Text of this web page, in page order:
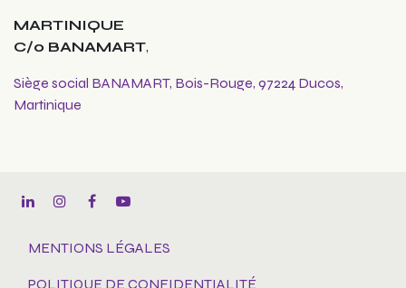
MARTINIQUE
C/o BANAMART,
Siège social BANAMART, Bois-Rouge, 97224 Ducos,
Martinique
MENTIONS LÉGALES
POLITIQUE DE CONFIDENTIALITÉ